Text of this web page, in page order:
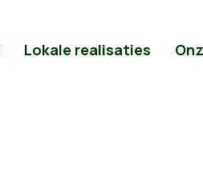
Lokale realisaties